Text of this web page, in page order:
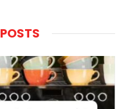
POSTS